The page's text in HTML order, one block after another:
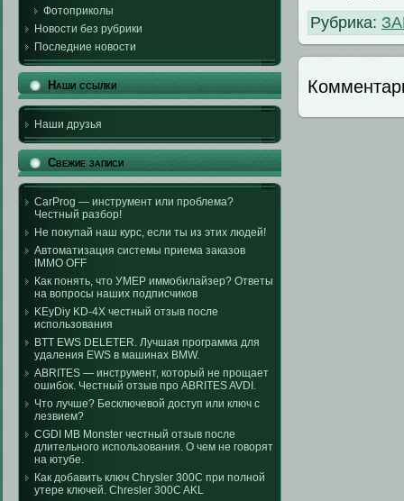
Фотоприколы
Новости без рубрики
Последние новости
Наши ссылки
Наши друзья
Свежие записи
CarProg — инструмент или проблема?
Честный разбор!
Не покупай наш курс, если ты из этих людей!
Автоматизация системы приема заказов
IMMO OFF
Как понять, что УМЕР иммобилайзер? Ответы
на вопросы наших подписчиков
KEyDiy KD-4X честный отзыв после
использования
BTT EWS DELETER. Лучшая программа для
удаления EWS в машинах BMW.
ABRITES — инструмент, который не прощает
ошибок. Честный отзыв про ABRITES AVDI.
Что лучше? Бесключевой доступ или ключ с
лезвием?
CGDI MB Monster честный отзыв после
длительного использования. О чем не говорят
на ютубе.
Как добавить ключ Chrysler 300C при полной
утере ключей. Chresler 300C AKL
Рубрика: